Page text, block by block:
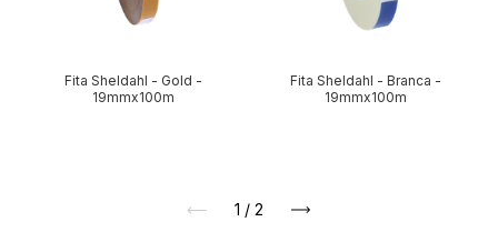
Fita Sheldahl - Gold -
19mmx100m
Fita Sheldahl - Branca -
19mmx100m
1 / 2